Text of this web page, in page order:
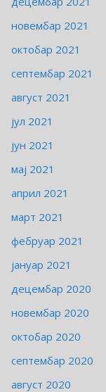
новембар 2021
октобар 2021
септембар 2021
август 2021
јул 2021
јун 2021
мај 2021
април 2021
март 2021
фебруар 2021
јануар 2021
децембар 2020
новембар 2020
октобар 2020
септембар 2020
август 2020